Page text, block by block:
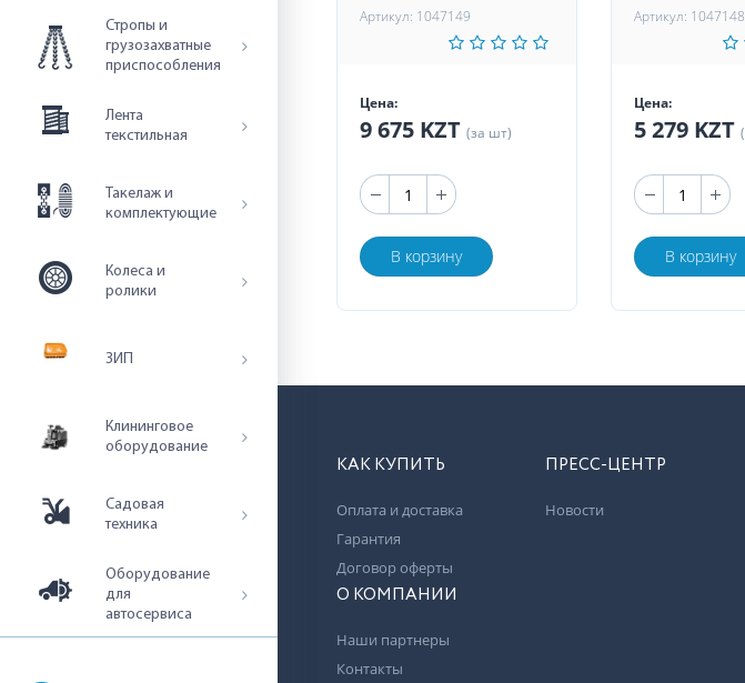
Стропы и
грузозахватные
приспособления
Лента
текстильная
Такелаж и
комплектующие
Колеса и
ролики
ЗИП
Клининговое
оборудование
Садовая
техника
Оборудование
для
автосервиса
Артикул: 1047149
Цена:
9 675 KZT (за шт)
В корзину
Артикул: 1047148
Цена:
5 279 KZT
В корзину
КАК КУПИТЬ
Оплата и доставка
Гарантия
Договор оферты
ПРЕСС-ЦЕНТР
Новости
О КОМПАНИИ
Наши партнеры
Контакты